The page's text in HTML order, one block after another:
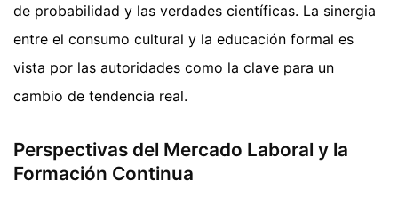
de probabilidad y las verdades científicas. La sinergia
entre el consumo cultural y la educación formal es
vista por las autoridades como la clave para un
cambio de tendencia real.
Perspectivas del Mercado Laboral y la
Formación Continua